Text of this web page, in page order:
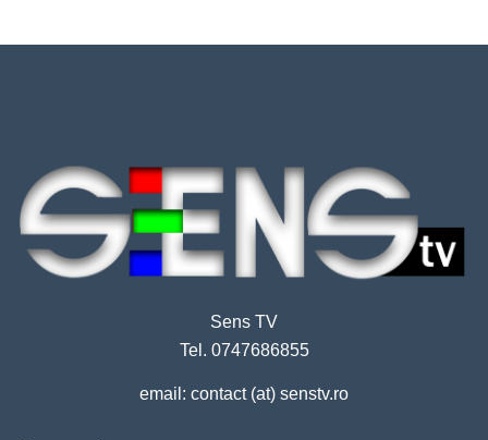
Sens TV
Tel. 0747686855
email: contact (at) senstv.ro